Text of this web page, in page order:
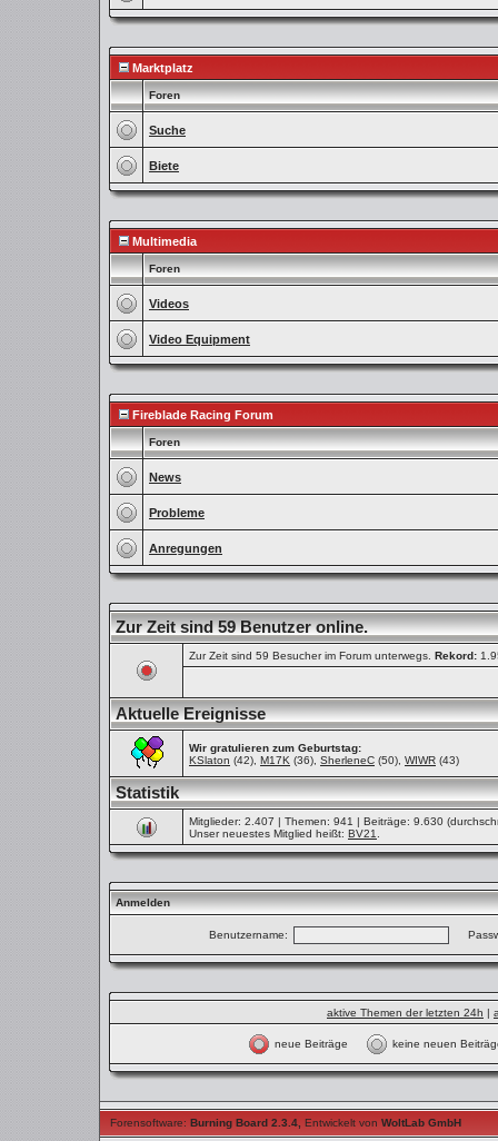
Marktplatz
Foren
Suche
Biete
Multimedia
Foren
Videos
Video Equipment
Fireblade Racing Forum
Foren
News
Probleme
Anregungen
Zur Zeit sind 59 Benutzer online.
Zur Zeit sind 59 Besucher im Forum unterwegs. Rekord:
Aktuelle Ereignisse
Wir gratulieren zum Geburtstag:
KSlaton (42), M17K (36), SherleneC (50), WIWR (43)
Statistik
Mitglieder: 2.407 | Themen: 941 | Beiträge: 9.630
Unser neuestes Mitglied heißt: BV21
Anmelden
Benutzername:
aktive Themen der letzten 24h |
neue Beiträge keine neuen
Forensoftware: Burning Board 2.3.4 Entwickelt von WoltLab GmbH